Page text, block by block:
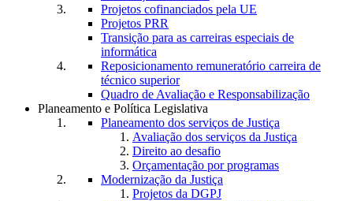
Projetos cofinanciados pela UE
Projetos PRR
Transição para as carreiras especiais de
informática
Reposicionamento remuneratório carreira de
técnico superior
Quadro de Avaliação e Responsabilização
Planeamento e Política Legislativa
Planeamento dos serviços de Justiça
Avaliação dos serviços da Justiça
Direito ao desafio
Orçamentação por programas
Modernização da Justiça
Projetos da DGPJ